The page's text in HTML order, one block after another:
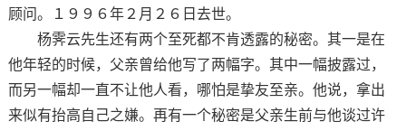
顾问。１９９６年２月２６日去世。
杨霁云先生还有两个至死都不肯透露的秘密。其一是在
他年轻的时候，父亲曾给他写了两幅字。其中一幅披露过，
而另一幅却一直不让他人看，哪怕是挚友至亲。他说，拿出
来似有抬高自己之嫌。再有一个秘密是父亲生前与他谈过许